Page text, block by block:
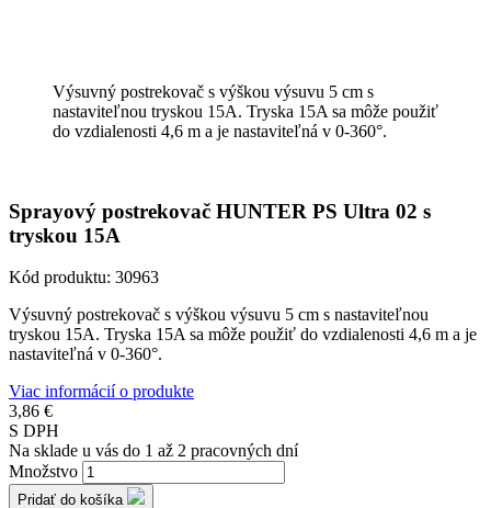
Výsuvný postrekovač s výškou výsuvu 5 cm s
nastaviteľnou tryskou 15A. Tryska 15A sa môže použiť
do vzdialenosti 4,6 m a je nastaviteľná v 0-360°.
Sprayový postrekovač HUNTER PS Ultra 02 s
tryskou 15A
Kód produktu: 30963
Výsuvný postrekovač s výškou výsuvu 5 cm s nastaviteľnou
tryskou 15A. Tryska 15A sa môže použiť do vzdialenosti 4,6 m a je
nastaviteľná v 0-360°.
Viac informácií o produkte
3,86 €
S DPH
Na sklade u vás do 1 až 2 pracovných dní
Množstvo
Pridať do košíka